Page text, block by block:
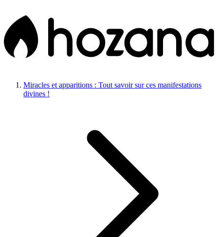
Miracles et apparitions : Tout savoir sur ces manifestations
divines !